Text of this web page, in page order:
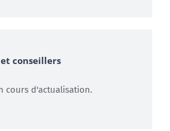
conseillers
cours d'actualisation.